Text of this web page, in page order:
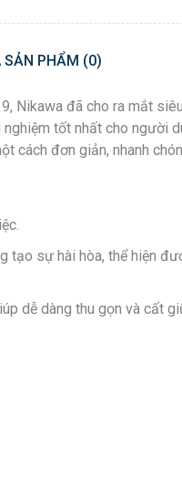
SẢN PHẨM (0)
đã cho ra mắt
tốt nhất cho người
cách đơn giản, nhanh
tạo sự hài hòa, thể hiện
dễ dàng thu gọn và cất